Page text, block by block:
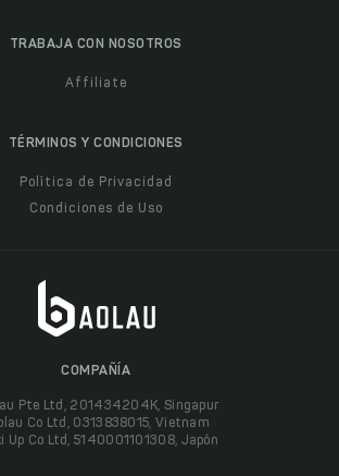
TRABAJA CON NOSOTROS
Affiliate
TÉRMINOS Y CONDICIONES
Política de Privacidad
Condiciones de Uso
COMPAÑÍA
Pte Ltd, 201434204K, Singapur
Co Ltd, 0313838015, Vietnam
Up Co Ltd, 5140001101308, Japón